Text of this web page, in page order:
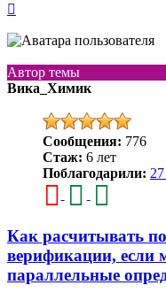
началу
Автор темы
Вика_Химик
Сообщения: 776
Стаж: 6 лет
Поблагодарили:
Как расчитывать
верификации, если
параллельные